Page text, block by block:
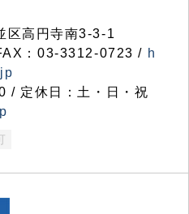
高円寺南3-3-1
：03-3312-0723 / h
/ 定休日：土・日・祝